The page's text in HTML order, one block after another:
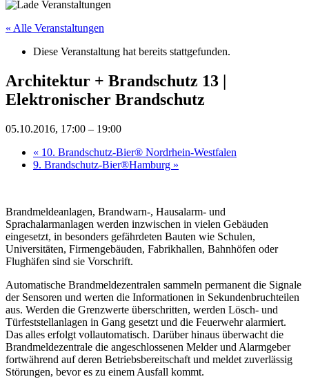
« Alle Veranstaltungen
Diese Veranstaltung hat bereits stattgefunden.
Architektur + Brandschutz 13 |
Elektronischer Brandschutz
05.10.2016, 17:00 – 19:00
« 10. Brandschutz-Bier® Nordrhein-Westfalen
9. Brandschutz-Bier®Hamburg »
Brandmeldeanlagen, Brandwarn-, Hausalarm- und
Sprachalarmanlagen werden inzwischen in vielen Gebäuden
eingesetzt, in besonders gefährdeten Bauten wie Schulen,
Universitäten, Firmengebäuden, Fabrikhallen, Bahnhöfen oder
Flughäfen sind sie Vorschrift.
Automatische Brandmeldezentralen sammeln permanent die Signale
der Sensoren und werten die Informationen in Sekundenbruchteilen
aus. Werden die Grenzwerte überschritten, werden Lösch- und
Türfeststellanlagen in Gang gesetzt und die Feuerwehr alarmiert.
Das alles erfolgt vollautomatisch. Darüber hinaus überwacht die
Brandmeldezentrale die angeschlossenen Melder und Alarmgeber
fortwährend auf deren Betriebsbereitschaft und meldet zuverlässig
Störungen, bevor es zu einem Ausfall kommt.